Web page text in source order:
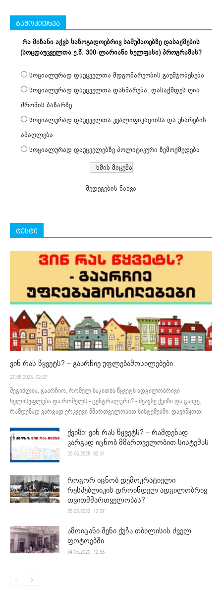
გამოკითხვა
რა მიზანი აქვს საზოგადოებრივ სამუშაოებზე დასაქმების
(სოცდაუცველთა ე.წ. 300-ლარიანი ხელფასი) პროგრამას?
სოციალურად დაუცველთა მდგომარეობის გაუმჯობესება
სოციალურად დაუცველთა დახმარება, დასაქმდეს ღია
შრომის ბაზარზე
სოციალურად დაუცველთა კვალიფიკაციისა და უნარების
ამაღლება
სოციალურად დაუცველებზე პოლიტიკური ზემოქმედება
შედეგების ნახვა
ტესტი
ვინ რას წყვეტს? – გაარჩიე უფლებამოსილებები
27.05.2025. 02:27
შეგიძლია, გაარჩიო, რომელ საკითხს წყვეტს ადგილობრივი
ხელისუფლება და რომელს - ცენტრალური? - შეავსე ქვიზი და გაიგე,
რამდენად კარგად ერკვევი მმართველობით სისტემებში. დავიწყოთ!
ქვიზი: ვინ რას წყვეტს? – რამდენად
კარგად იცნობ მმართველობით სისტემას
20.05.2025. 02:31
როგორ იცნობ დემოკრატიული
რესპუბლიკის დროინდელ ადგილობრივ
თვითმმართველობას?
25.05.2022. 12:37
ამოიცანი შენი ქუჩა თბილისის ძველ
ფოტოებში
04.05.2020. 12:58